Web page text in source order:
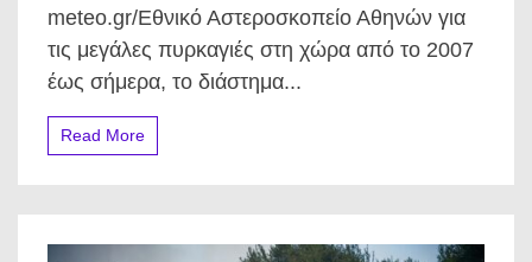
πυροσβέστες:
κρυφό
meteo.gr/Εθνικό Αστεροσκοπείο Αθηνών για
τις μεγάλες πυρκαγιές στη χώρα από το 2007
έως σήμερα, το διάστημα...
Read More